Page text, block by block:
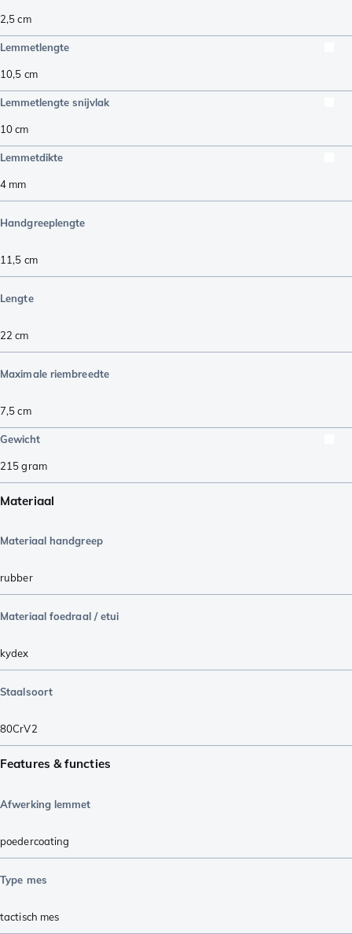
2,5cm
Lemmetlengte
10,5 cm
Lemmetlengte snijvlak
10cm
Lemmetdikte
4 mm
Handgreeplengte
11,5 cm
Lengte
22 cm
Maximale riembreedte
7,5cm
Gewicht
215gram
Materiaal
Materiaal handgreep
rubber
Materiaal foedraal / etui
kydex
Staalsoort
80CrV2
Features & functies
Afwerking lemmet
poedercoating
Type mes
tactisch mes